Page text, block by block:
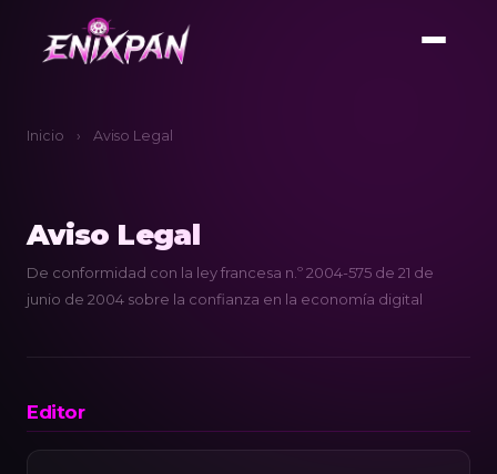
Inicio › Aviso Legal
Aviso Legal
De conformidad con la ley francesa n.º 2004-575 de 21 de
junio de 2004 sobre la confianza en la economía digital
Editor